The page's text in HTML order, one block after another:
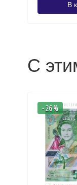
В
С
- 26 %